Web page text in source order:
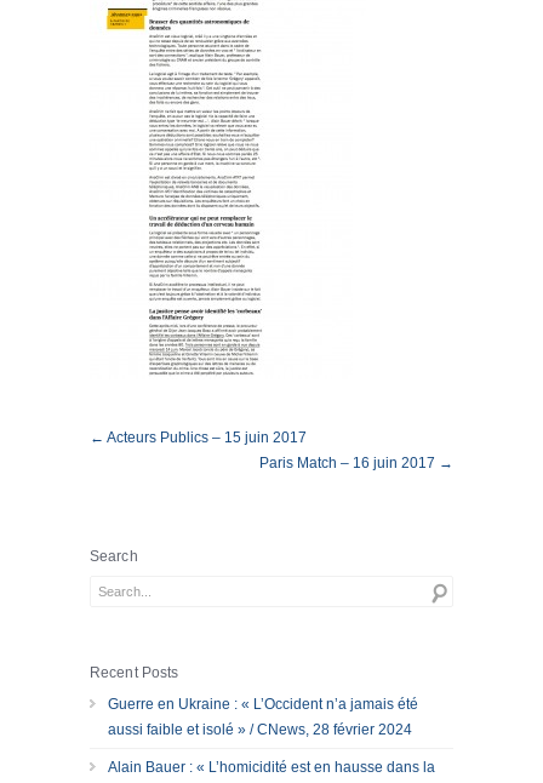
← Acteurs Publics – 15 juin 2017
Paris Match – 16 juin 2017 →
Search
Recent Posts
Guerre en Ukraine : « L’Occident n’a jamais été
aussi faible et isolé » / CNews, 28 février 2024
Alain Bauer : « L’homicidité est en hausse dans la